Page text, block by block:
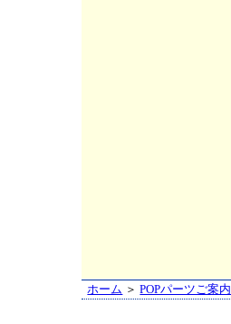
ホーム ＞POPパーツご案内